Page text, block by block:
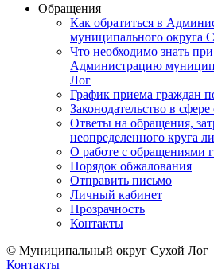
Обращения
Как обратиться в
муниципального округа
Что необходимо знать
Администрацию
Лог
График приема граждан
Законодательство в
Ответы на обращения,
неопределенного круга
О работе с обращениями
Порядок обжалования
Отправить письмо
Личный кабинет
Прозрачность
Контакты
© Муниципальный округ Сухой Лог
Контакты